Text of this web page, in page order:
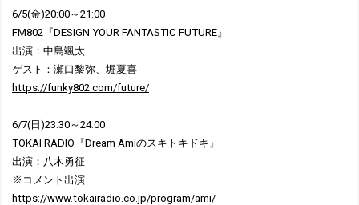
6/5(金)20:00～21:00
FM802『DESIGN YOUR FANTASTIC FUTURE』
出演：中島颯太
ゲスト：瀬口黎弥、堀夏喜
https://funky802.com/future/
6/7(日)23:30～24:00
TOKAI RADIO『Dream Amiのスキトキドキ』
出演：八木勇征
※コメント出演
https://www.tokairadio.co.jp/program/ami/